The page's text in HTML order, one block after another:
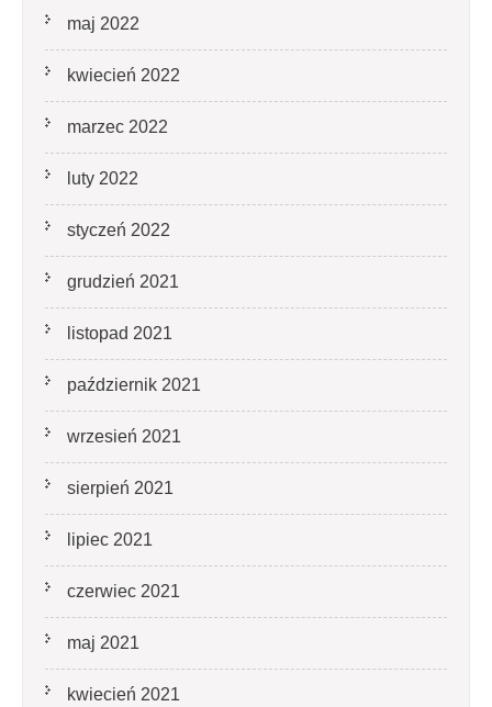
maj 2022
kwiecień 2022
marzec 2022
luty 2022
styczeń 2022
grudzień 2021
listopad 2021
październik 2021
wrzesień 2021
sierpień 2021
lipiec 2021
czerwiec 2021
maj 2021
kwiecień 2021